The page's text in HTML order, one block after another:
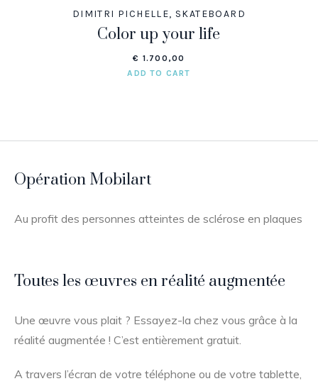
DIMITRI PICHELLE, SKATEBOARD
Color up your life
€ 1.700,00
ADD TO CART
Opération Mobilart
Au profit des personnes atteintes de sclérose en plaques
Toutes les œuvres en réalité augmentée
Une œuvre vous plait ? Essayez-la chez vous grâce à la
réalité augmentée ! C’est entièrement gratuit.
A travers l’écran de votre téléphone ou de votre tablette,